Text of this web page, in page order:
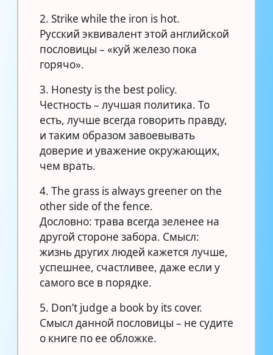
2. Strike while the iron is hot.
Русский эквивалент этой английской
пословицы – «куй железо пока
горячо».
3. Honesty is the best policy.
Честность – лучшая политика. То
есть, лучше всегда говорить правду,
и таким образом завоевывать
доверие и уважение окружающих,
чем врать.
4. The grass is always greener on the
other side of the fence.
Дословно: трава всегда зеленее на
другой стороне забора. Смысл:
жизнь других людей кажется лучше,
успешнее, счастливее, даже если у
самого все в порядке.
5. Don’t judge a book by its cover.
Смысл данной пословицы – не судите
о книге по ее обложке.